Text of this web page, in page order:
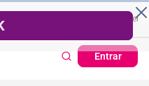
Percentual no mês
Entrar
Cadastro Positivo Ticket Médio